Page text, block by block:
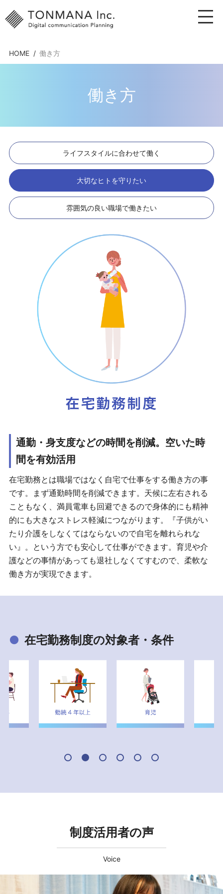
HOME 働き方
働き方
ライフスタイルに合わせて働く
大切なヒトを守りたい
雰囲気の良い職場で働きたい
通勤・身支度などの時間を削減。空いた時
間を有効活用
在宅勤務とは職場ではなく自宅で仕事をする働き方の事
です。まず通勤時間を削減できます。天候に左右される
こともなく、満員電車も回避できるので身体的にも精神
的にも大きなストレス軽減につながります。『子供がい
たり介護をしなくてはならないので自宅を離れられな
い』。という方でも安心して仕事ができます。育児や介
護などの事情があっても退社しなくてすむので、柔軟な
働き方が実現できます。
● 在宅勤務制度の対象者・条件
制度活用者の声
Voice